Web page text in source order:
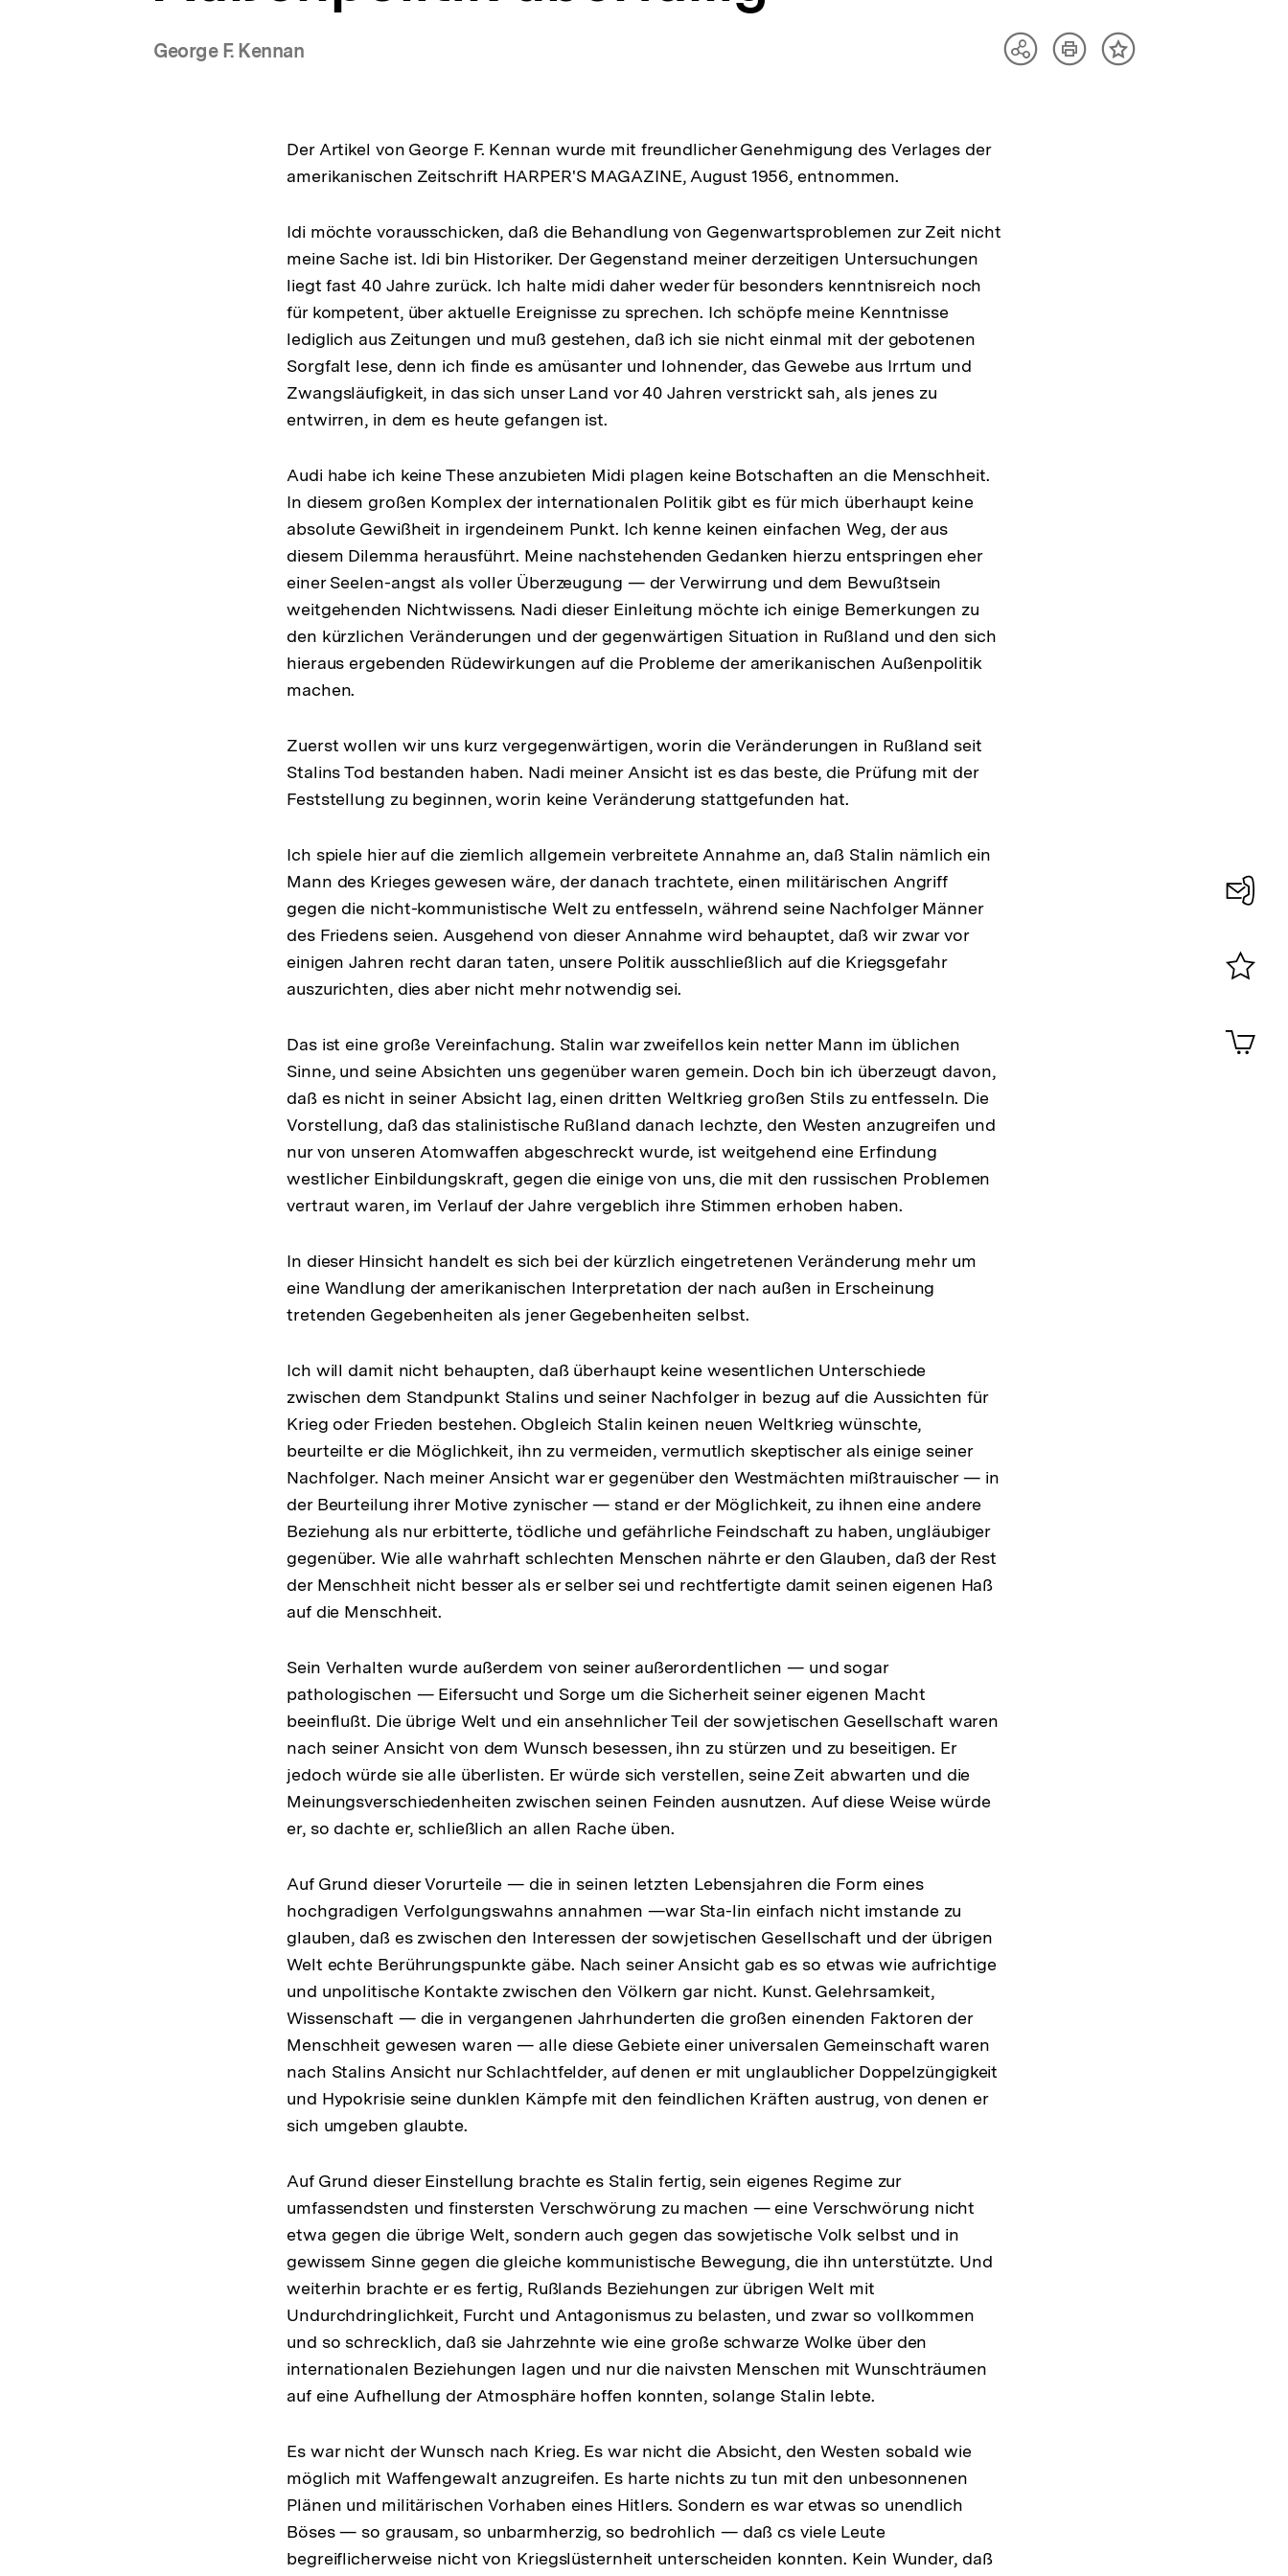
George F. Kennan
TeilenArtikelInhalt
Der Artikel von George F. Kennan wurde mit freundlicher Genehmigung des Verlages der
amerikanischen Zeitschrift HARPER'S MAGAZINE, August 1956, entnommen.
Idi möchte vorausschicken, daß die Behandlung von Gegenwartsproblemen zur Zeit nicht
meine Sache ist. Idi bin Historiker. Der Gegenstand meiner derzeitigen Untersuchungen
liegt fast 40 Jahre zurück. Ich halte midi daher weder für besonders kenntnisreich noch
für kompetent, über aktuelle Ereignisse zu sprechen. Ich schöpfe meine Kenntnisse
lediglich aus Zeitungen und muß gestehen, daß ich sie nicht einmal mit der gebotenen
Sorgfalt lese, denn ich finde es amüsanter und lohnender, das Gewebe aus Irrtum und
Zwangsläufigkeit, in das sich unser Land vor 40 Jahren verstrickt sah, als jenes zu
entwirren, in dem es heute gefangen ist.
Audi habe ich keine These anzubieten Midi plagen keine Botschaften an die Menschheit.
In diesem großen Komplex der internationalen Politik gibt es für mich überhaupt keine
absolute Gewißheit in irgendeinem Punkt. Ich kenne keinen einfachen Weg, der aus
diesem Dilemma herausführt. Meine nachstehenden Gedanken hierzu entspringen eher
einer Seelen-angst als voller Überzeugung — der Verwirrung und dem Bewußtsein
weitgehenden Nichtwissens. Nadi dieser Einleitung möchte ich einige Bemerkungen zu
den kürzlichen Veränderungen und der gegenwärtigen Situation in Rußland und den sich
hieraus ergebenden Rüdewirkungen auf die Probleme der amerikanischen Außenpolitik
machen.
Zuerst wollen wir uns kurz vergegenwärtigen, worin die Veränderungen in Rußland seit
Stalins Tod bestanden haben. Nadi meiner Ansicht ist es das beste, die Prüfung mit der
Feststellung zu beginnen, worin keine Veränderung stattgefunden hat.
Ich spiele hier auf die ziemlich allgemein verbreitete Annahme an, daß Stalin nämlich ein
Mann des Krieges gewesen wäre, der danach trachtete, einen militärischen Angriff
gegen die nicht-kommunistische Welt zu entfesseln, während seine Nachfolger Männer
des Friedens seien. Ausgehend von dieser Annahme wird behauptet, daß wir zwar vor
einigen Jahren recht daran taten, unsere Politik ausschließlich auf die Kriegsgefahr
auszurichten, dies aber nicht mehr notwendig sei.
Das ist eine große Vereinfachung. Stalin war zweifellos kein netter Mann im üblichen
Sinne, und seine Absichten uns gegenüber waren gemein. Doch bin ich überzeugt davon,
daß es nicht in seiner Absicht lag, einen dritten Weltkrieg großen Stils zu entfesseln. Die
Vorstellung, daß das stalinistische Rußland danach lechzte, den Westen anzugreifen und
nur von unseren Atomwaffen abgeschreckt wurde, ist weitgehend eine Erfindung
westlicher Einbildungskraft, gegen die einige von uns, die mit den russischen Problemen
vertraut waren, im Verlauf der Jahre vergeblich ihre Stimmen erhoben haben.
In dieser Hinsicht handelt es sich bei der kürzlich eingetretenen Veränderung mehr um
eine Wandlung der amerikanischen Interpretation der nach außen in Erscheinung
tretenden Gegebenheiten als jener Gegebenheiten selbst.
Ich will damit nicht behaupten, daß überhaupt keine wesentlichen Unterschiede
zwischen dem Standpunkt Stalins und seiner Nachfolger in bezug auf die Aussichten für
Krieg oder Frieden bestehen. Obgleich Stalin keinen neuen Weltkrieg wünschte,
beurteilte er die Möglichkeit, ihn zu vermeiden, vermutlich skeptischer als einige seiner
Nachfolger. Nach meiner Ansicht war er gegenüber den Westmächten mißtrauischer — in
der Beurteilung ihrer Motive zynischer — stand er der Möglichkeit, zu ihnen eine andere
Beziehung als nur erbitterte, tödliche und gefährliche Feindschaft zu haben, ungläubiger
gegenüber. Wie alle wahrhaft schlechten Menschen nährte er den Glauben, daß der Rest
der Menschheit nicht besser als er selber sei und rechtfertigte damit seinen eigenen Haß
auf die Menschheit.
Sein Verhalten wurde außerdem von seiner außerordentlichen — und sogar
pathologischen — Eifersucht und Sorge um die Sicherheit seiner eigenen Macht
beeinflußt. Die übrige Welt und ein ansehnlicher Teil der sowjetischen Gesellschaft waren
nach seiner Ansicht von dem Wunsch besessen, ihn zu stürzen und zu beseitigen. Er
jedoch würde sie alle überlisten. Er würde sich verstellen, seine Zeit abwarten und die
Meinungsverschiedenheiten zwischen seinen Feinden ausnutzen. Auf diese Weise würde
er, so dachte er, schließlich an allen Rache üben.
Auf Grund dieser Vorurteile — die in seinen letzten Lebensjahren die Form eines
hochgradigen Verfolgungswahns annahmen —war Sta-lin einfach nicht imstande zu
glauben, daß es zwischen den Interessen der sowjetischen Gesellschaft und der übrigen
Welt echte Berührungspunkte gäbe. Nach seiner Ansicht gab es so etwas wie aufrichtige
und unpolitische Kontakte zwischen den Völkern gar nicht. Kunst. Gelehrsamkeit,
Wissenschaft — die in vergangenen Jahrhunderten die großen einenden Faktoren der
Menschheit gewesen waren — alle diese Gebiete einer universalen Gemeinschaft waren
nach Stalins Ansicht nur Schlachtfelder, auf denen er mit unglaublicher Doppelzüngigkeit
und Hypokrisie seine dunklen Kämpfe mit den feindlichen Kräften austrug, von denen er
sich umgeben glaubte.
Auf Grund dieser Einstellung brachte es Stalin fertig, sein eigenes Regime zur
umfassendsten und finstersten Verschwörung zu machen — eine Verschwörung nicht
etwa gegen die übrige Welt, sondern auch gegen das sowjetische Volk selbst und in
gewissem Sinne gegen die gleiche kommunistische Bewegung, die ihn unterstützte. Und
weiterhin brachte er es fertig, Rußlands Beziehungen zur übrigen Welt mit
Undurchdringlichkeit, Furcht und Antagonismus zu belasten, und zwar so vollkommen
und so schrecklich, daß sie Jahrzehnte wie eine große schwarze Wolke über den
internationalen Beziehungen lagen und nur die naivsten Menschen mit Wunschträumen
auf eine Aufhellung der Atmosphäre hoffen konnten, solange Stalin lebte.
Es war nicht der Wunsch nach Krieg. Es war nicht die Absicht, den Westen sobald wie
möglich mit Waffengewalt anzugreifen. Es harte nichts zu tun mit den unbesonnenen
Plänen und militärischen Vorhaben eines Hitlers. Sondern es war etwas so unendlich
Böses — so grausam, so unbarmherzig, so bedrohlich — daß cs viele Leute
begreiflicherweise nicht von Kriegslüsternheit unterscheiden konnten. Kein Wunder, daß